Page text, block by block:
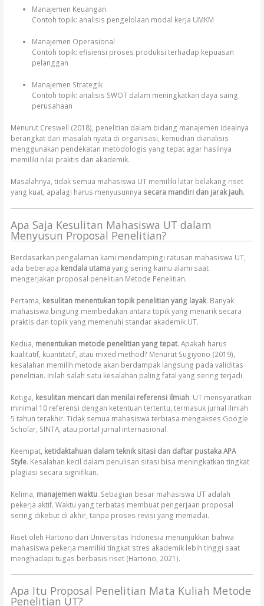
Manajemen Keuangan
Contoh topik: analisis pengelolaan modal kerja UMKM
Manajemen Operasional
Contoh topik: efisiensi proses produksi terhadap kepuasan
pelanggan
Manajemen Strategik
Contoh topik: analisis SWOT dalam meningkatkan daya saing
perusahaan
Menurut Creswell (2018), penelitian dalam bidang manajemen idealnya
berangkat dari masalah nyata di organisasi, kemudian dianalisis
menggunakan pendekatan metodologis yang tepat agar hasilnya
memiliki nilai praktis dan akademik.
Masalahnya, tidak semua mahasiswa UT memiliki latar belakang riset
yang kuat, apalagi harus menyusunnya secara mandiri dan jarak jauh.
Apa Saja Kesulitan Mahasiswa UT dalam
Menyusun Proposal Penelitian?
Berdasarkan pengalaman kami mendampingi ratusan mahasiswa UT,
ada beberapa kendala utamayang sering kamu alami saat
mengerjakan proposal penelitian Metode Penelitian.
Pertama, kesulitan menentukan topik penelitian yang layak. Banyak
mahasiswa bingung membedakan antara topik yang menarik secara
praktis dan topik yang memenuhi standar akademik UT.
Kedua, menentukan metode penelitian yang tepat. Apakah harus
kualitatif, kuantitatif, atau mixed method? Menurut Sugiyono (2019),
kesalahan memilih metode akan berdampak langsung pada validitas
penelitian. Inilah salah satu kesalahan paling fatal yang sering terjadi.
Ketiga, kesulitan mencari dan menilai referensi ilmiah. UT mensyaratkan
minimal 10 referensi dengan ketentuan tertentu, termasuk jurnal ilmiah
5 tahun terakhir. Tidak semua mahasiswa terbiasa mengakses Google
Scholar, SINTA, atau portal jurnal internasional.
Keempat, ketidaktahuan dalam teknik sitasi dan daftar pustaka APA
Style. Kesalahan kecil dalam penulisan sitasi bisa meningkatkan tingkat
plagiasi secara signifikan.
Kelima, manajemen waktu. Sebagian besar mahasiswa UT adalah
pekerja aktif. Waktu yang terbatas membuat pengerjaan proposal
sering dikebut di akhir, tanpa proses revisi yang memadai.
Riset oleh Hartono dari Universitas Indonesia menunjukkan bahwa
mahasiswa pekerja memiliki tingkat stres akademik lebih tinggi saat
menghadapi tugas berbasis riset (Hartono, 2021).
Apa Itu Proposal Penelitian Mata Kuliah Metode
Penelitian UT?